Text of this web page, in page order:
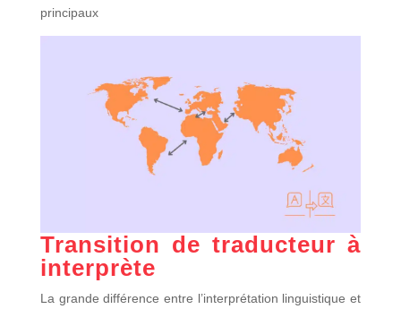
principaux
Transition de traducteur à
interprète
La grande différence entre l’interprétation linguistique et